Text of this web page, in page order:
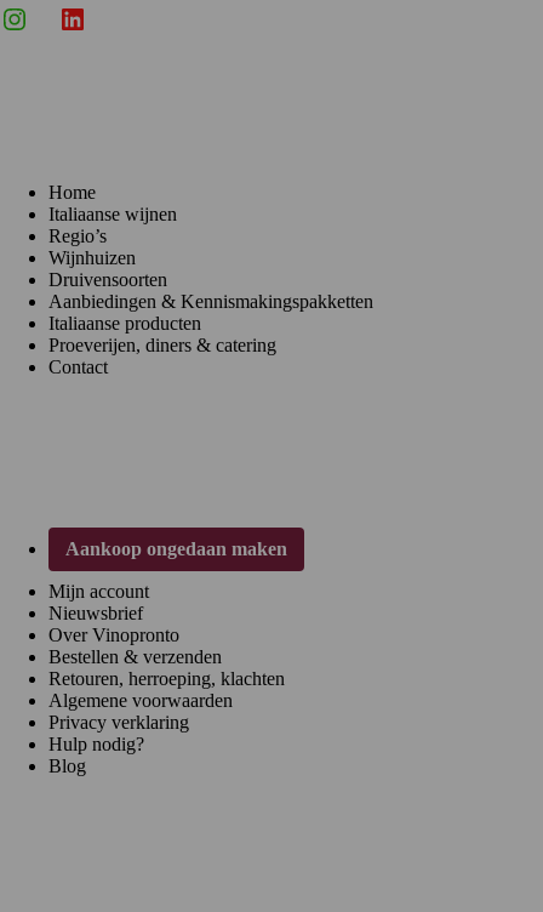
InstagramLinkedIn
Home
Italiaanse wijnen
Regio’s
Wijnhuizen
Druivensoorten
Aanbiedingen & Kennismakingspakketten
Italiaanse producten
Proeverijen, diners & catering
Contact
Aankoop ongedaan maken
Mijn account
Nieuwsbrief
Over Vinopronto
Bestellen & verzenden
Retouren, herroeping, klachten
Algemene voorwaarden
Privacy verklaring
Hulp nodig?
Blog